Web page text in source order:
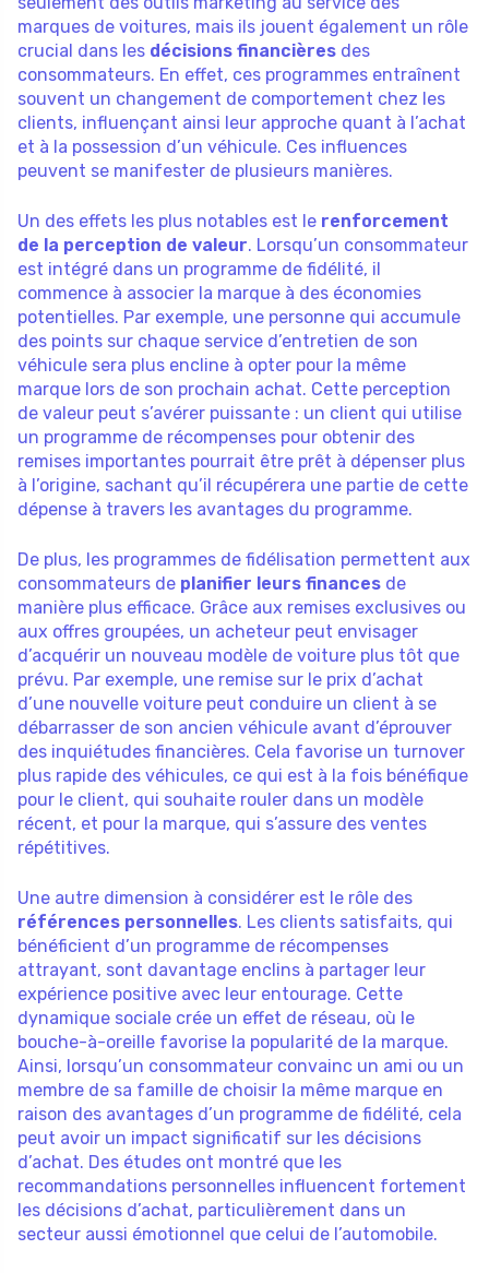
marques de voitures, mais ils jouent également un rôle
crucial dans les décisions financières des
consommateurs. En effet, ces programmes entraînent
souvent un changement de comportement chez les
clients, influençant ainsi leur approche quant à l’achat
et à la possession d’un véhicule. Ces influences
peuvent se manifester de plusieurs manières.
Un des effets les plus notables est le renforcement
de la perception de valeur. Lorsqu’un consommateur
est intégré dans un programme de fidélité, il
commence à associer la marque à des économies
potentielles. Par exemple, une personne qui accumule
des points sur chaque service d’entretien de son
véhicule sera plus encline à opter pour la même
marque lors de son prochain achat. Cette perception
de valeur peut s’avérer puissante : un client qui utilise
un programme de récompenses pour obtenir des
remises importantes pourrait être prêt à dépenser plus
à l’origine, sachant qu’il récupérera une partie de cette
dépense à travers les avantages du programme.
De plus, les programmes de fidélisation permettent aux
consommateurs de planifier leurs finances de
manière plus efficace. Grâce aux remises exclusives ou
aux offres groupées, un acheteur peut envisager
d’acquérir un nouveau modèle de voiture plus tôt que
prévu. Par exemple, une remise sur le prix d’achat
d’une nouvelle voiture peut conduire un client à se
débarrasser de son ancien véhicule avant d’éprouver
des inquiétudes financières. Cela favorise un turnover
plus rapide des véhicules, ce qui est à la fois bénéfique
pour le client, qui souhaite rouler dans un modèle
récent, et pour la marque, qui s’assure des ventes
répétitives.
Une autre dimension à considérer est le rôle des
références personnelles. Les clients satisfaits, qui
bénéficient d’un programme de récompenses
attrayant, sont davantage enclins à partager leur
expérience positive avec leur entourage. Cette
dynamique sociale crée un effet de réseau, où le
bouche-à-oreille favorise la popularité de la marque.
Ainsi, lorsqu’un consommateur convainc un ami ou un
membre de sa famille de choisir la même marque en
raison des avantages d’un programme de fidélité, cela
peut avoir un impact significatif sur les décisions
d’achat. Des études ont montré que les
recommandations personnelles influencent fortement
les décisions d’achat, particulièrement dans un
secteur aussi émotionnel que celui de l’automobile.